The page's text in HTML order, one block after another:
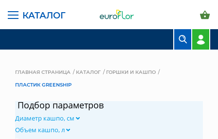
КАТАЛОГ
СВАДЕБНАЯ ФЛОРИСТИКА
ГЛАВНАЯ СТРАНИЦА КАТАЛОГ
ГОРШКИ И КАШПО
ПЛАСТИК GREENSHIP
Подбор параметров
Диаметр кашпо, см
Объем кашпо, л